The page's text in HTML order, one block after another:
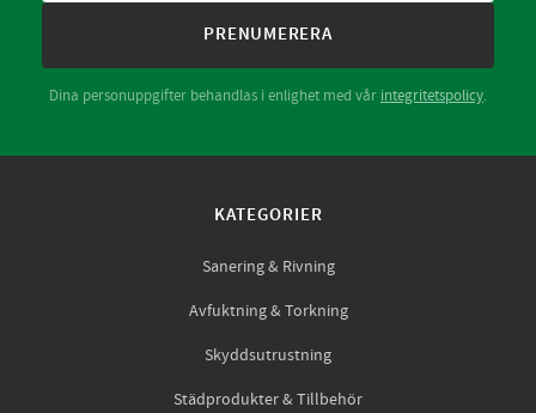
PRENUMERERA
Dina personuppgifter behandlas i enlighet med vår integritetspolicy.
KATEGORIER
Sanering & Rivning
Avfuktning & Torkning
Skyddsutrustning
Städprodukter & Tillbehör